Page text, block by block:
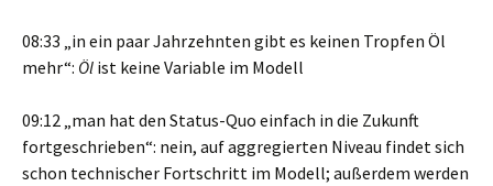
08:33 „in ein paar Jahrzehnten gibt es keinen Tropfen Öl
mehr“: Öl ist keine Variable im Modell
09:12 „man hat den Status-Quo einfach in die Zukunft
fortgeschrieben“: nein, auf aggregierten Niveau findet sich
schon technischer Fortschritt im Modell; außerdem werden